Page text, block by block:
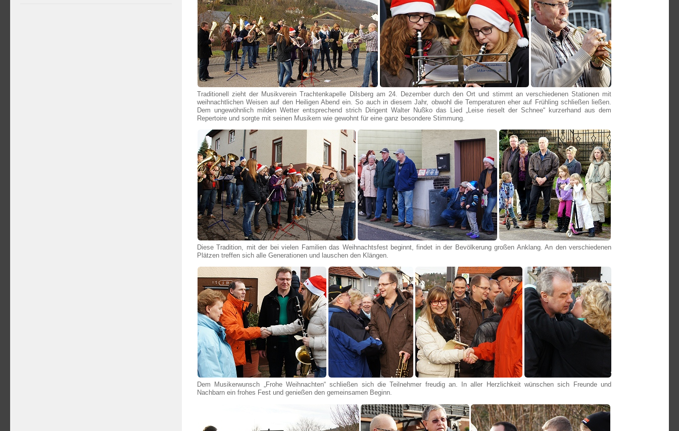
Traditionell zieht der Musikverein Trachtenkapelle Dilsberg am 24. Dezember durch den Ort und stimmt an verschiedenen Stationen mit
weihnachtlichen Weisen auf den Heiligen Abend ein. So auch in diesem Jahr, obwohl die Temperaturen eher auf Frühling schließen ließen.
Dem ungewöhnlich milden Wetter entsprechend strich Dirigent Walter Nußko das Lied „Leise rieselt der Schnee“ kurzerhand aus dem
Repertoire und sorgte mit seinen Musikern wie gewohnt für eine ganz besondere Stimmung.
Diese Tradition, mit der bei vielen Familien das Weihnachtsfest beginnt, findet in der Bevölkerung großen Anklang. An den verschiedenen
Plätzen treffen sich alle Generationen und lauschen den Klängen.
Dem Musikerwunsch „Frohe Weihnachten“ schließen sich die Teilnehmer freudig an. In aller Herzlichkeit wünschen sich Freunde und
Nachbarn ein frohes Fest und genießen den gemeinsamen Beginn.